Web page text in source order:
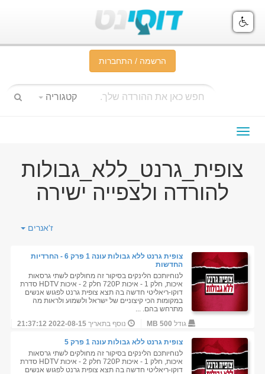
הרשמה / התחברות
קטגוריה
תפריט
צופית_גרנט_ללא_גבולות
להורדה ולצפייה ישירה
ז'אנרים
צופית גרנט ללא גבולות עונה 1 פרק 6 - החרדיות
החדשות
לנוחיותכם הלינקים בסיקור זה מחולקים לשתי גרסאות
איכות, חלק 1 - איכות 720P חלק 2 - איכות HDTV סדרת
דוקו-ריאליטי חדשה בה תצא צופית גרנט לפגוש אנשים
במקומות הכי קיצוניים של ישראל ולשמוע ולראות מה
מתרחש בהם. ...
גודל 500 MB נוסף בתאריך2022-08-15 21:37:12
צופית גרנט ללא גבולות עונה 1 פרק 5
לנוחיותכם הלינקים בסיקור זה מחולקים לשתי גרסאות
איכות, חלק 1 - איכות 720P חלק 2 - איכות HDTV סדרת
דוקו-ריאליטי חדשה בה תצא צופית גרנט לפגוש אנשים